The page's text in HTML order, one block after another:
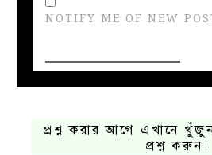
NOTIFY ME OF NEW
প্রশ্ন করার আগে এখানে
প্রশ্ন করুন।